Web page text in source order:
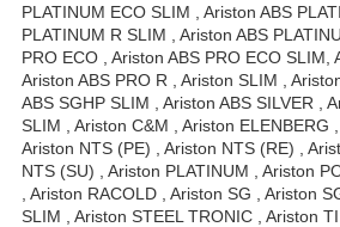
PLATINUM ECO SLIM , Ariston ABS
PLATINUM R SLIM , Ariston ABS
PRO ECO , Ariston ABS PRO ECO SLIM,
Ariston ABS PRO R , Ariston SLIM ,
ABS SGHP SLIM , Ariston ABS SILVER ,
SLIM , Ariston C&M , Ariston ELENBERG ,
Ariston NTS (PE) , Ariston NTS (RE) ,
NTS (SU) , Ariston PLATINUM , Ariston
, Ariston RACOLD , Ariston SG , Ariston
SLIM , Ariston STEEL TRONIC , Ariston